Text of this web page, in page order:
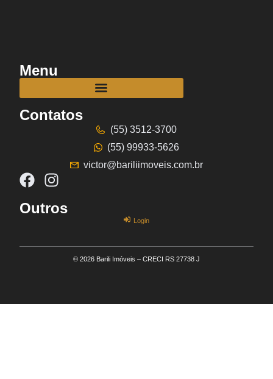
Menu
Contatos
(55) 3512-3700
(55) 99933-5626
victor@bariliimoveis.com.br
Outros
Login
© 2026 Barili Imóveis – CRECI RS 27738 J